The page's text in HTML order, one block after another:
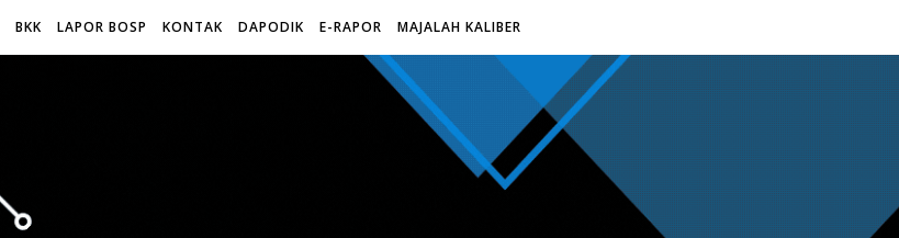
BKK LAPOR BOSP KONTAK DAPODIK E-RAPOR MAJALAH KALIBER